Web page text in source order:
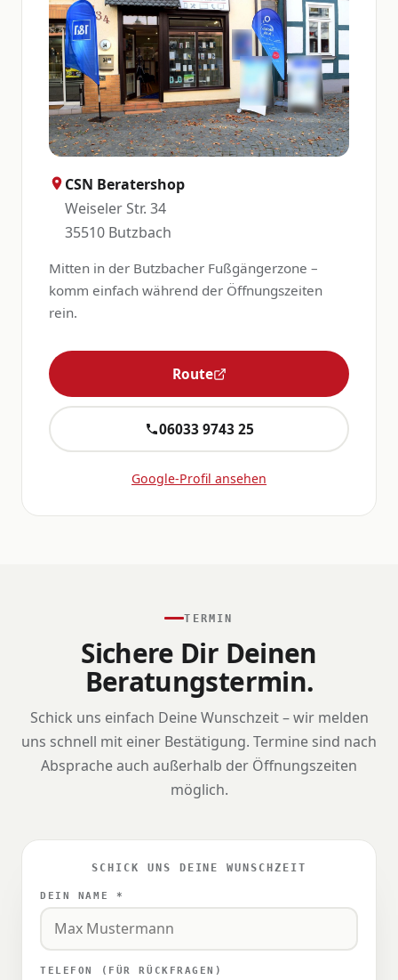
CSN Beratershop
Weiseler Str. 34
35510 Butzbach
Mitten in der Butzbacher Fußgängerzone –
komm einfach während der Öffnungszeiten
rein.
Route
06033 9743 25
Google-Profil ansehen
TERMIN
Sichere Dir Deinen
Beratungstermin.
Schick uns einfach Deine Wunschzeit – wir melden
uns schnell mit einer Bestätigung. Termine sind nach
Absprache auch außerhalb der Öffnungszeiten
möglich.
SCHICK UNS DEINE WUNSCHZEIT
DEIN NAME *
TELEFON (FÜR RÜCKFRAGEN)